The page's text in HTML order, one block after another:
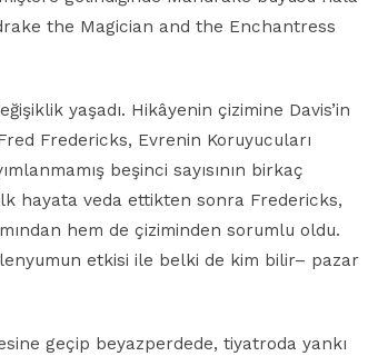
the Magician and the Enchantress
yaşadı. Hikâyenin çizimine Davis’in
Fredericks, Evrenin Koruyucuları
beşinci sayısının birkaç
hayata veda ettikten sonra Fredericks,
hem de çiziminden sorumlu oldu.
etkisi ile belki de kim bilir– pazar
geçip beyazperdede, tiyatroda yankı